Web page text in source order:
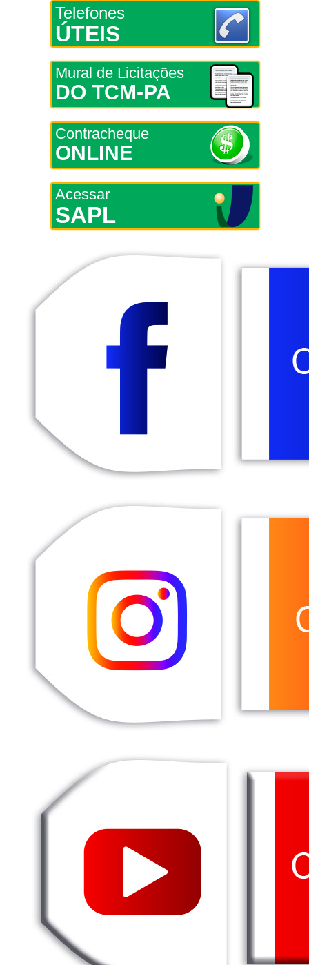
Telefones
ÚTEIS
Mural de Licitações
DO TCM-PA
Contracheque
ONLINE
Acessar
SAPL